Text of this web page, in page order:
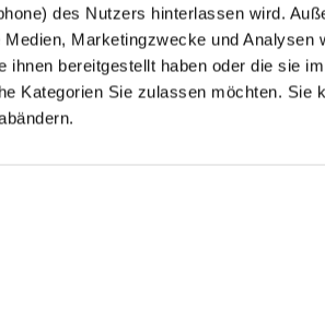
des Nutzers hinterlassen wird.
Marketingzwecke und
ihnen bereitgestellt haben oder die sie
Kategorien Sie zulassen möchten. Sie